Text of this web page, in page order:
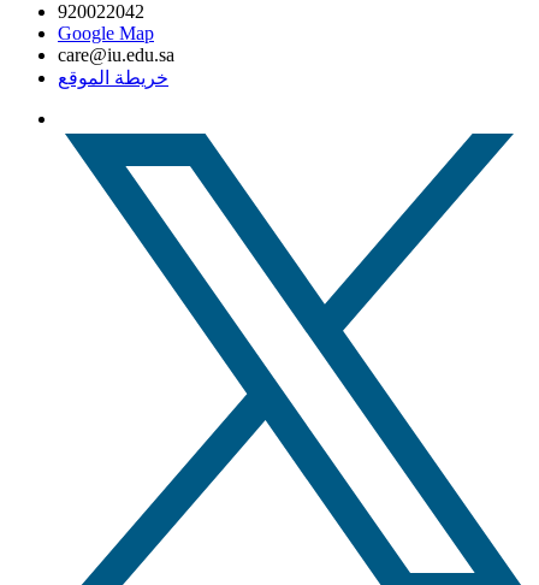
920022042
Google Map
care@iu.edu.sa
خريطة الموقع